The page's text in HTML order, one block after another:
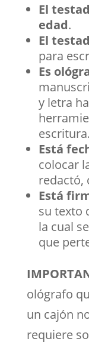
El
edad.
El
para
Es
y letra
escritura.
Está
colocar
redactó,
Está
su texto
la cual
que
ológrafo
un cajón
requiere